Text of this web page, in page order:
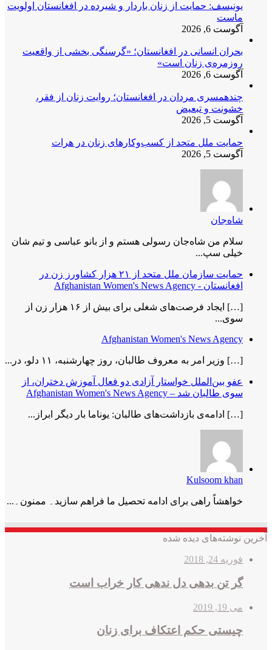
یونیسف: حمایت از زنان باردار و شیرده در افغانستان اولویت
ماست
آگوست 6, 2026
بحران انسانی در افغانستان؛ «گرسنگی بخشی از واقعیت
روزمره‌ی زنان است»
آگوست 6, 2026
چندهمسری مردان در افغانستان؛ روایت زنان از فقر،
خشونت و تبعیض
آگوست 5, 2026
حمایت ملل متحد از کسب‌وکارهای زنان در هرات
آگوست 5, 2026
شاه‌جان
سلام من شاه‌جان رسولی هستم و از بانو عباسی و تیم شان
خیلی سپ...
حمایت سازمان ملل متحد از ۲۱ هزار کشاورز زن در
افغانستان - Afghanistan Women's News Agency
[…] ایجاد فرصت‌های شغلی برای بیش از ۱۶ هزار زن از
سوی...
Afghanistan Women's News Agency
[…] وزیر امر به معروف طالبان، روز چهارشنبه، ۱۱ دلو، در...
عفو بین‌الملل خواستار آزادی دو فعال آموزش دختران، از
سوی طالبان شد – Afghanistan Women's News Agency
[…] ادامه‌ی بازداشت‌های طالبان: یوناما بار دیگر ابراز...
Kulsoom khan
خواھشاً راھی برای ادامه تحصیل ما فراھم سازید۔ ممنون۔...
آخرین نوشته‌های دیده شده
فوریه 24, 2018
گر تن بدهی دل ندهی کار خراب است
می 19, 2019
چیستی حکم اعتکاف برای زنان